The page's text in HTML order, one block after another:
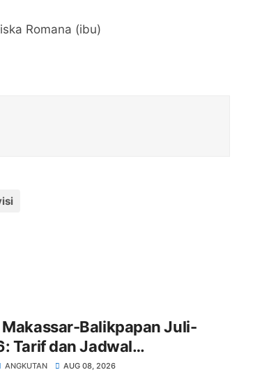
Romana (ibu)
Balikpapan Juli-
Tarif dan Jadwal
ANGKUTAN AUG 08, 2026